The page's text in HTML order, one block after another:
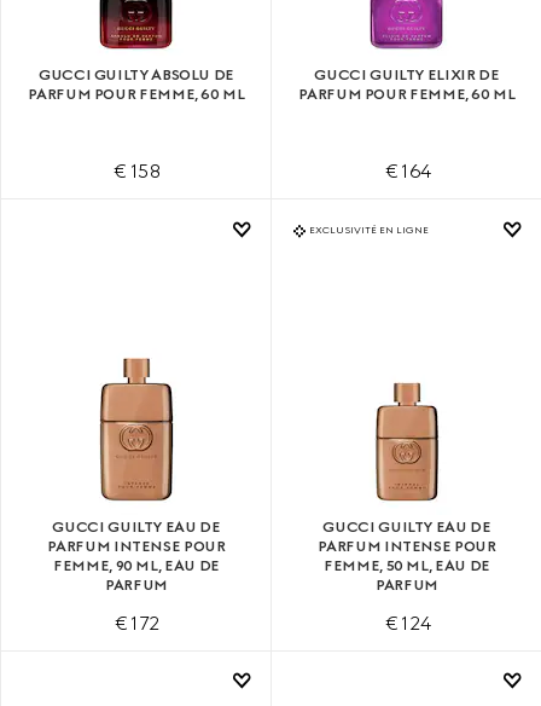
GUCCI GUILTY ABSOLU DE
PARFUM POUR FEMME, 60 ML
€ 158
GUCCI GUILTY ELIXIR DE
PARFUM POUR FEMME, 60 ML
€ 164
GUCCI GUILTY EAU DE
PARFUM INTENSE POUR
FEMME, 90 ML, EAU DE
PARFUM
€ 172
EXCLUSIVITÉ EN LIGNE
GUCCI GUILTY EAU DE
PARFUM INTENSE POUR
FEMME, 50 ML, EAU DE
PARFUM
€ 124